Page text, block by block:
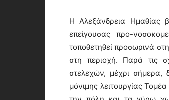
Η Αλεξάνδρεια Ημαθίας
επείγουσας προ-
τοποθετηθεί προσωρινά
στη περιοχή. Παρά τις
στελεχών, μέχρι σήμερα,
μόνιμης λειτουργίας